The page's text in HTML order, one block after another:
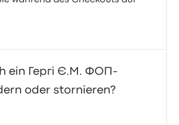
ein Гергі Є.М. ФОП-
oder stornieren?